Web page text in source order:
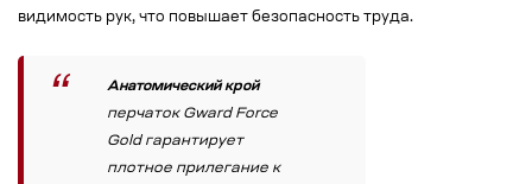
видимость рук, что повышает безопасность труда.
Анатомический крой
перчаток Gward Force
Gold гарантирует
плотное прилегание к